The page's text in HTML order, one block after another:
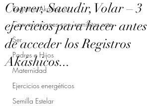
Registros Akáshicos
Conversaciones con 'semillitas este
Ser
Padres e Hijos
Maternidad
Ejercicios energéticos
Semilla Estelar
Correr, Sacudir, Volar – 3
ejercicios para hacer antes
de acceder los Registros
Akáshicos...